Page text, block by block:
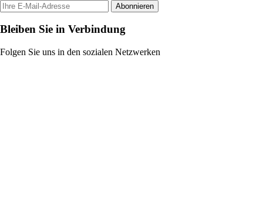
Abonnieren
Bleiben Sie in Verbindung
Folgen Sie uns in den sozialen Netzwerken